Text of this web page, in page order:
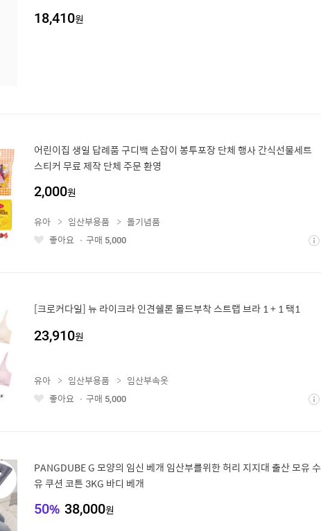
18,410원
어린이집 생일 답례품 구디백 손잡이 봉투포장 단체 행사 간식선물세트
스티커 무료 제작 단체 주문 환영
2,000원
좋 상
유아 임산부용품
돌기념품
좋아요
구매 5,000
[크로커다일] 뉴 라이크라 인견쉘론 몰드부착 스트랩 브라 1 + 1 택1
23,910원
좋 상
유아 임산부용품
임산부속옷
좋아요
구매 5,000
PANGDUBE G 모양의 임신 베개 임산부를위한 허리 지지대 출산 모유 수
유 쿠션 코튼 3KG 바디 베개
50% 38,000원